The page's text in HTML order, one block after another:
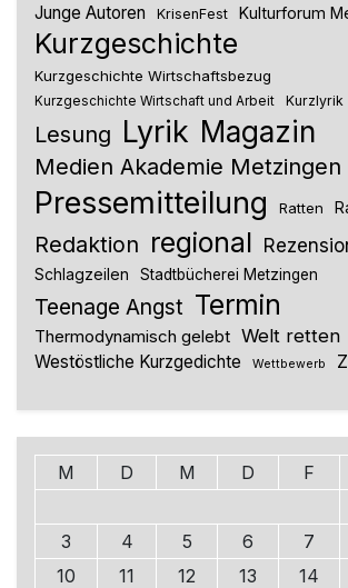
Junge Autoren KrisenFest Kulturforum
Kurzgeschichte
Kurzgeschichte Wirtschaftsbezug
Kurzgeschichte Wirtschaft und Arbeit Kurzlyrik
Lesung Lyrik Magazin
Medien Akademie Metzingen
Pressemitteilung Ratten
Redaktion regional
Schlagzeilen Stadtbücherei Metzingen
Teenage Angst Termin
Thermodynamisch gelebt Welt retten
Westöstliche Kurzgedichte
Wettbewerb
M D M D F
3
4 5 6 7
10
11 12 13 14